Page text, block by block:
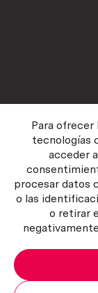
Para
tecnologías
acceder
procesar datos
o las
o retirar
Política del servicio